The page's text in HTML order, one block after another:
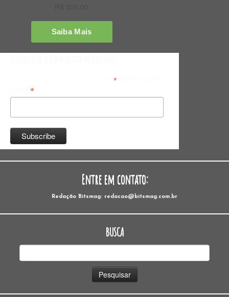
*indicates required
*
Entre em contato:
Redação Bitsmag: redacao@bitsmag.com.br
BUSCA